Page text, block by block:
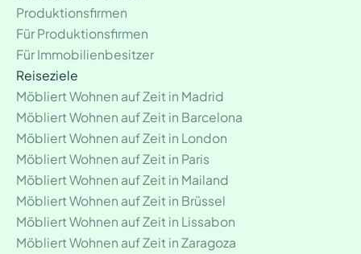
Produktionsfirmen
Für Produktionsfirmen
Für Immobilienbesitzer
Reiseziele
Möbliert Wohnen auf Zeit in Madrid
Möbliert Wohnen auf Zeit in Barcelona
Möbliert Wohnen auf Zeit in London
Möbliert Wohnen auf Zeit in Paris
Möbliert Wohnen auf Zeit in Mailand
Möbliert Wohnen auf Zeit in Brüssel
Möbliert Wohnen auf Zeit in Lissabon
Möbliert Wohnen auf Zeit in Zaragoza